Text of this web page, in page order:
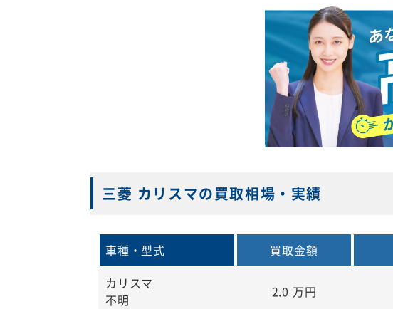
三菱 カリスマの買取相場・実績
車種・型式 買取金額
カリスマ
不明
2.0 万円